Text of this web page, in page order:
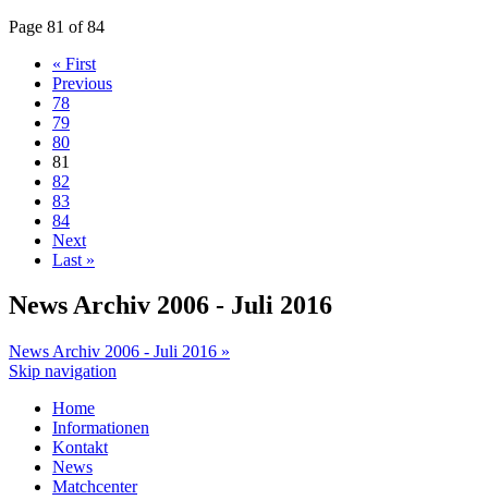
Page 81 of 84
« First
Previous
78
79
80
81
82
83
84
Next
Last »
News Archiv 2006 - Juli 2016
News Archiv 2006 - Juli 2016 »
Skip navigation
Home
Informationen
Kontakt
News
Matchcenter